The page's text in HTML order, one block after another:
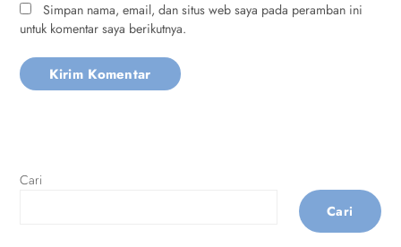
Simpan nama, email, dan situs web saya pada peramban ini
untuk komentar saya berikutnya.
Cari
Cari